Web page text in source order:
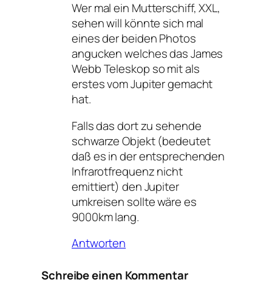
Wer mal ein Mutterschiff, XXL,
sehen will könnte sich mal
eines der beiden Photos
angucken welches das James
Webb Teleskop so mit als
erstes vom Jupiter gemacht
hat.
Falls das dort zu sehende
schwarze Objekt (bedeutet
daß es in der entsprechenden
Infrarotfrequenz nicht
emittiert) den Jupiter
umkreisen sollte wäre es
9000km lang.
Antworten
Schreibe einen Kommentar